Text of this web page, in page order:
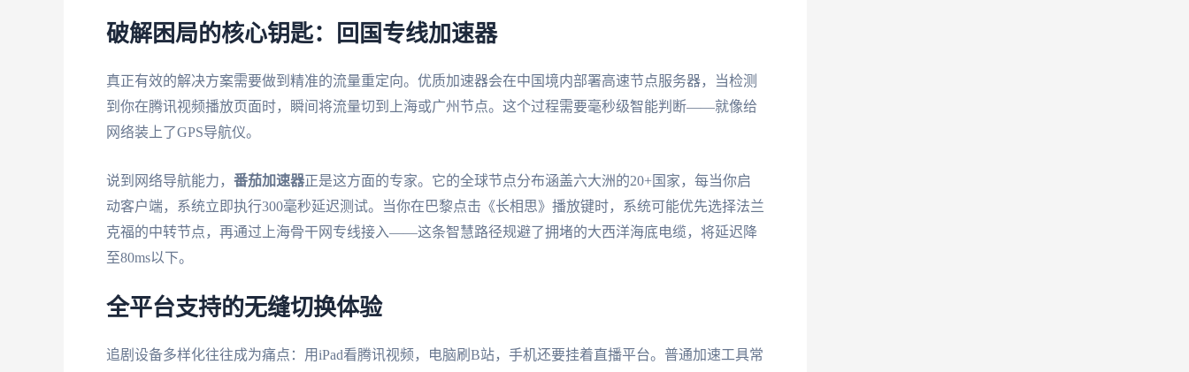
破解困局的核心钥匙：回国专线加速器
真正有效的解决方案需要做到精准的流量重定向。优质加速器会在中国境内部署高速节点服务器，当检测
到你在腾讯视频播放页面时，瞬间将流量切到上海或广州节点。这个过程需要毫秒级智能判断——就像给
网络装上了GPS导航仪。
说到网络导航能力， 番茄加速器正是这方面的专家。它的全球节点分布涵盖六大洲的20+国家，每当你启
动客户端，系统立即执行300毫秒延迟测试。当你在巴黎点击《长相思》播放键时，系统可能优先选择法兰
克福的中转节点，再通过上海骨干网专线接入——这条智慧路径规避了拥堵的大西洋海底电缆，将延迟降
至80ms以下。
全平台支持的无缝切换体验
追剧设备多样化往往成为痛点：用iPad看腾讯视频，电脑刷B站，手机还要挂着直播平台。普通加速工具常